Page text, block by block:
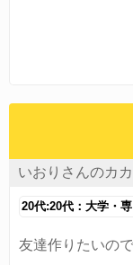
いおりさんのカ
20代:20代：大学・
友達作りたいの